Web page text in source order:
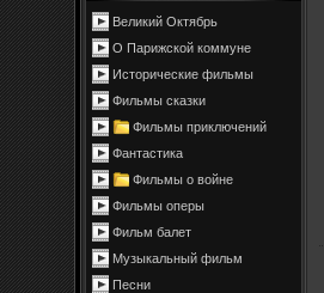
Великий Октябрь
О Парижской коммуне
Исторические фильмы
Фильмы сказки
Фильмы приключений
Фантастика
Фильмы о войне
Фильмы оперы
Фильм балет
Музыкальный фильм
Песни